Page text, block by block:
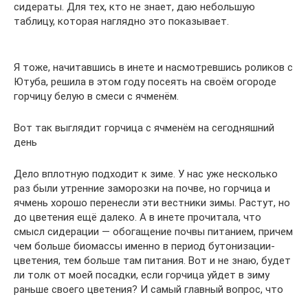
сидераты. Для тех, кто не знает, даю небольшую
таблицу, которая наглядно это показывает.
Я тоже, начитавшись в инете и насмотревшись роликов с
Ютуба, решила в этом году посеять на своём огороде
горчицу белую в смеси с ячменём.
Вот так выглядит горчица с ячменём на сегодняшний
день
Дело вплотную подходит к зиме. У нас уже несколько
раз были утренние заморозки на почве, но горчица и
ячмень хорошо перенесли эти вестники зимы. Растут, но
до цветения ещё далеко. А в инете прочитала, что
смысл сидерации — обогащение почвы питанием, причем
чем больше биомассы именно в период бутонизации-
цветения, тем больше там питания. Вот и не знаю, будет
ли толк от моей посадки, если горчица уйдет в зиму
раньше своего цветения? И самый главный вопрос, что